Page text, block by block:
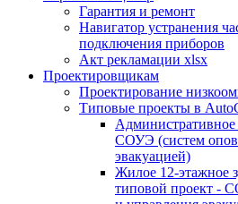
Гарантия и ремонт
Навигатор устранения
подключения приборов
Акт рекламации xlsx
Проектировщикам
Проектирование
Типовые проекты в
Административное
СОУЭ (систем
эвакуацией)
Жилое 12-этажное
типовой проект -